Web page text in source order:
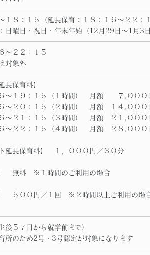
１８：１５（延長保育：１８：１６～２２：
日曜日・祝日・年末年始（12月29日～1月3日
～２２：１５
対象外
長保育料】
６～１９：１５（１時間） 月額 ７,０００
６～２０：１５（２時間） 月額 １４,０００
６～２１：１５（３時間） 月額 ２１,０００
６～２２：１５（４時間） 月額 ２８,０００
ト延長保育料】 １，０００円／３０分
】 無料 ※１時間のご利用の場合
】 ５００円／１回 ※２時間以上ご利用の場
後５７日から就学前まで）
所のため2号・3号認定が対象になります